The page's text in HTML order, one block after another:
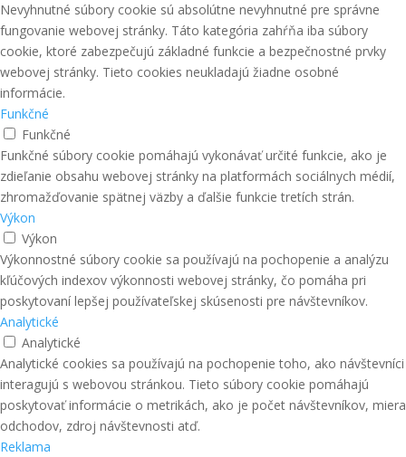
Nevyhnutné súbory cookie sú absolútne nevyhnutné pre správne
fungovanie webovej stránky. Táto kategória zahŕňa iba súbory
cookie, ktoré zabezpečujú základné funkcie a bezpečnostné prvky
webovej stránky. Tieto cookies neukladajú žiadne osobné
informácie.
Funkčné
Funkčné
Funkčné súbory cookie pomáhajú vykonávať určité funkcie, ako je
zdieľanie obsahu webovej stránky na platformách sociálnych médií,
zhromažďovanie spätnej väzby a ďalšie funkcie tretích strán.
Výkon
Výkon
Výkonnostné súbory cookie sa používajú na pochopenie a analýzu
kľúčových indexov výkonnosti webovej stránky, čo pomáha pri
poskytovaní lepšej používateľskej skúsenosti pre návštevníkov.
Analytické
Analytické
Analytické cookies sa používajú na pochopenie toho, ako návštevníci
interagujú s webovou stránkou. Tieto súbory cookie pomáhajú
poskytovať informácie o metrikách, ako je počet návštevníkov, miera
odchodov, zdroj návštevnosti atď.
Reklama